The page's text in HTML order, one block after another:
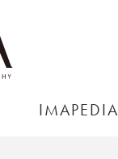
IMAPEDIA